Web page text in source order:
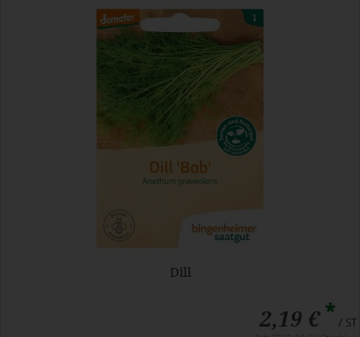
Dill
2,19 €* / ST